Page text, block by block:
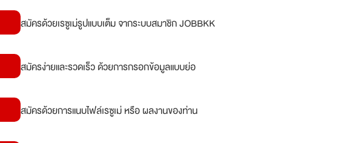
สมัครด้วยเรซูเม่รูปแบบเต็ม จากระบบสมาชิก JOBBKK
สมัครง่ายและรวดเร็ว ด้วยการกรอกข้อมูลแบบย่อ
สมัครด้วยการแนบไฟล์เรซูเม่ หรือ ผลงานของท่าน